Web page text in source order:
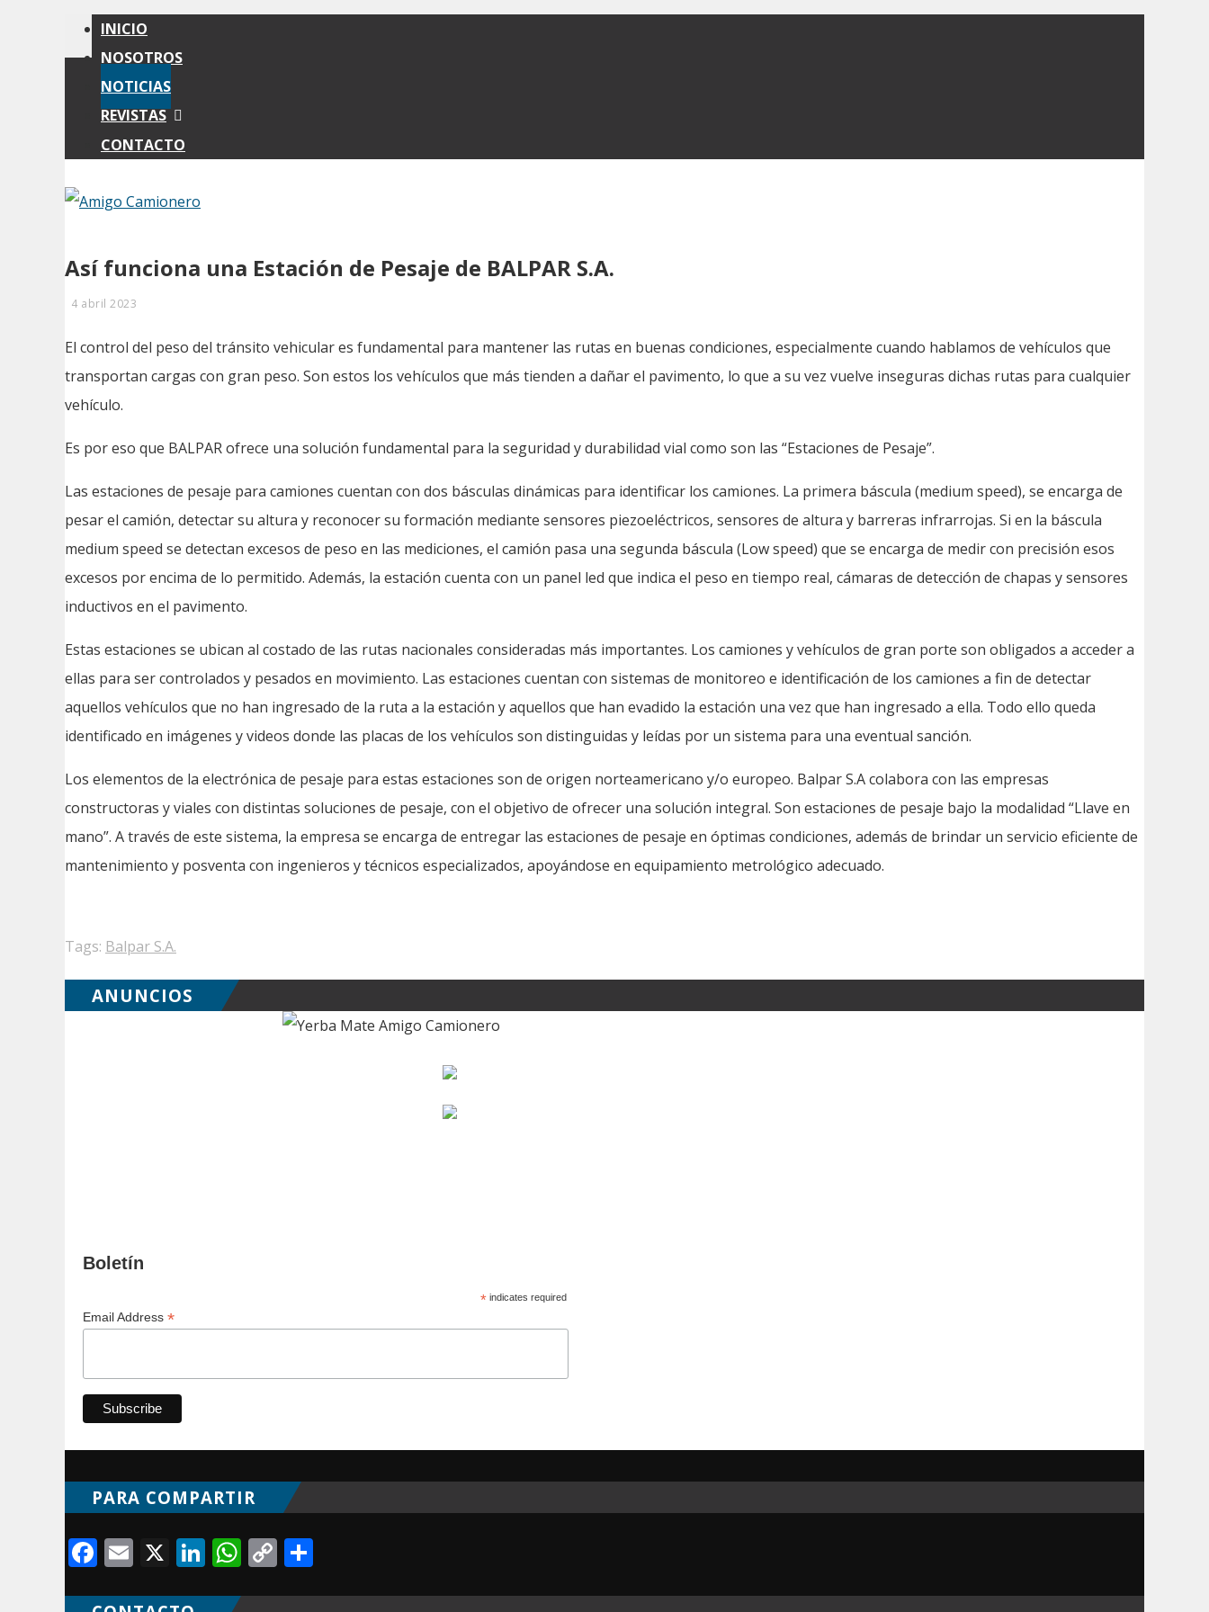
INICIO
NOSOTROS
NOTICIAS
REVISTAS
CONTACTO
Así funciona una Estación de Pesaje de BALPAR S.A.
4 abril 2023
El control del peso del tránsito vehicular es fundamental para mantener las rutas en buenas condiciones, especialmente cuando hablamos de vehículos que
transportan cargas con gran peso. Son estos los vehículos que más tienden a dañar el pavimento, lo que a su vez vuelve inseguras dichas rutas para cualquier
vehículo.
Es por eso que BALPAR ofrece una solución fundamental para la seguridad y durabilidad vial como son las “Estaciones de Pesaje”.
Las estaciones de pesaje para camiones cuentan con dos básculas dinámicas para identificar los camiones. La primera báscula (medium speed), se encarga de
pesar el camión, detectar su altura y reconocer su formación mediante sensores piezoeléctricos, sensores de altura y barreras infrarrojas. Si en la báscula
medium speed se detectan excesos de peso en las mediciones, el camión pasa una segunda báscula (Low speed) que se encarga de medir con precisión esos
excesos por encima de lo permitido. Además, la estación cuenta con un panel led que indica el peso en tiempo real, cámaras de detección de chapas y sensores
inductivos en el pavimento.
Estas estaciones se ubican al costado de las rutas nacionales consideradas más importantes. Los camiones y vehículos de gran porte son obligados a acceder a
ellas para ser controlados y pesados en movimiento. Las estaciones cuentan con sistemas de monitoreo e identificación de los camiones a fin de detectar
aquellos vehículos que no han ingresado de la ruta a la estación y aquellos que han evadido la estación una vez que han ingresado a ella. Todo ello queda
identificado en imágenes y videos donde las placas de los vehículos son distinguidas y leídas por un sistema para una eventual sanción.
Los elementos de la electrónica de pesaje para estas estaciones son de origen norteamericano y/o europeo. Balpar S.A colabora con las empresas
constructoras y viales con distintas soluciones de pesaje, con el objetivo de ofrecer una solución integral. Son estaciones de pesaje bajo la modalidad “Llave en
mano”. A través de este sistema, la empresa se encarga de entregar las estaciones de pesaje en óptimas condiciones, además de brindar un servicio eficiente de
mantenimiento y posventa con ingenieros y técnicos especializados, apoyándose en equipamiento metrológico adecuado.
Tags: Balpar S.A.
ANUNCIOS
Boletín
*indicates required
Email Address *
PARA COMPARTIR
Facebook
Email
X LinkedIn
WhatsApp
Copy